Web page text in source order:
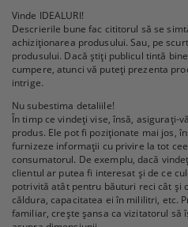
Vinde IDEALURI!
Descrierile bune fac cititorul să se
achiziționarea produsului. Sau, pe
produsului. Dacă știți publicul tintă
cumpere, atunci vă puteți prezenta
intrige.
Nu subestima detaliile!
În timp ce vindeți vise, însă, asigurați-
produs. Ele pot fi poziționate mai jos,
furnizeze informații cu privire la tot
consumatorul. De exemplu, dacă
clientul ar putea fi interesat și de ce
potrivită atât pentru băuturi reci cât și
căldura, capacitatea ei în mililitri, etc.
familiar, crește șansa ca vizitatorul să